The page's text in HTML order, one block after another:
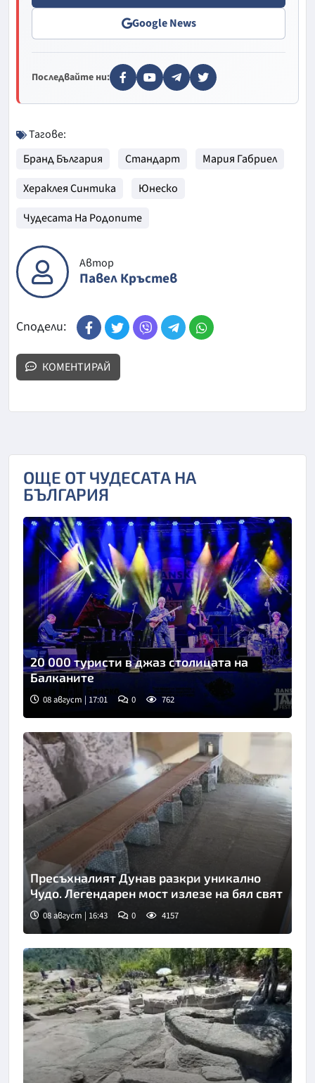
Google News
Последвайте ни:
Тагове:
Бранд България
Стандарт
Мария Габриел
Хераклея Синтика
Юнеско
Чудесата На Родопите
Автор
Павел Кръстев
Сподели:
КОМЕНТИРАЙ
ОЩЕ ОТ ЧУДЕСАТА НА
БЪЛГАРИЯ
20 000 туристи в джаз столицата на
Балканите
08 август | 17:01 0 762
Пресъхналият Дунав разкри уникално
Чудо. Легендарен мост излезе на бял свят
08 август | 16:43 0 4157